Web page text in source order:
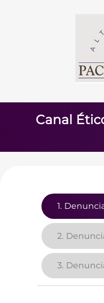
Canal
1.
2.
3.